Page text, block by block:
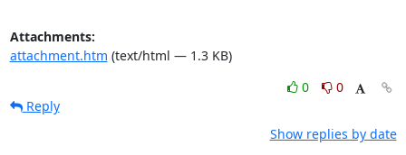
Attachments:
attachment.htm (text/html — 1.3 KB)
0
0
Reply
Show replies by date